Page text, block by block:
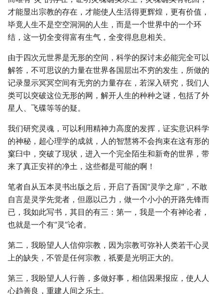
才能显出宗教的存在，才能使人生活得更辉煌，更有价值，
毕竟人生不是空空洞洞的人生，而是一个世界中的一个环
结，这一切全变得富有生气，全变得息息相关。
由于四次元世界是无形的空间，科学的探讨未必能完全可以
解答，不可思议的力量在世界各国层出不穷的发生，所做的
记录显示冥冥空间有无穷的力量存在，若深入研究，我们人
类可以突破这位无形的网，解开人生的种种之谜，包括了外
星人、飞碟等等的疑。
我们研究灵魂，可以利用精神力高度的发挥，证实意识科学
的神秘，超心理学的成就，人的智慧将不会拘束在这有形的
窠臼中，突破了现状，进入一个完全陌生和新奇的世界，带
来了真正安祥的净土，这些都是可能的啊！
笔者自从五本灵书出版之后，开启了吾国“灵学之扉”，不敢
自言是灵学先觉者，但愿以己力，做一个小小的开路先锋而
已，我如此写书，其目的有三：第一，我是一个有神论者，
也就是一个有“灵”论者。
第二，我盼望人人信仰宗教，因为宗教可弥补人类若干心灵
上的缺失，不管是任何宗教，祇要是光明正大的。
第三，我盼望人人行善，多做好事，相信因果报应，使人人
心趋善良，重建人间之乐土。